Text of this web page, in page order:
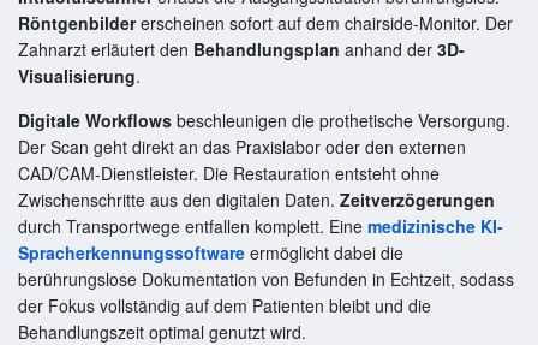
Röntgenbildererscheinen sofort auf dem chairside-Monitor. Der
Zahnarzt erläutert den Behandlungsplan anhand der 3D-
Visualisierung.
Digitale Workflows beschleunigen die prothetische Versorgung.
Der Scan geht direkt an das Praxislabor oder den externen
CAD/CAM-Dienstleister. Die Restauration entsteht ohne
Zwischenschritte aus den digitalen Daten. Zeitverzögerungen
durch Transportwege entfallen komplett. Eine medizinische KI-
Spracherkennungssoftware ermöglicht dabei die
berührungslose Dokumentation von Befunden in Echtzeit, sodass
der Fokus vollständig auf dem Patienten bleibt und die
Behandlungszeit optimal genutzt wird.